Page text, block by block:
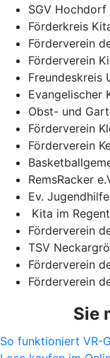
SGV Hochdorf
Förderkreis
Förderverein
Förderverein
Freundeskreis
Evangelischer
Obst- und
Förderverein
Förderverein
RemsRacker
Ev.
Kita im
Förderverein
TSV
Förderverein
Förderverein
Sie
So funktioniert VR-